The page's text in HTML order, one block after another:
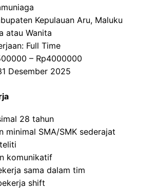
Kepulauan Aru, Maluku
atau Wanita
Full Time
– Rp4000000
Desember 2025
28 tahun
minimal SMA/SMK sederajat
komunikatif
sama dalam tim
shift